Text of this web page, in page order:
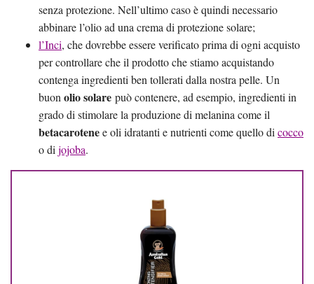
senza protezione. Nell’ultimo caso è quindi necessario
abbinare l’olio ad una crema di protezione solare;
l’Inci, che dovrebbe essere verificato prima di ogni acquisto
per controllare che il prodotto che stiamo acquistando
contenga ingredienti ben tollerati dalla nostra pelle. Un
buon olio solare può contenere, ad esempio, ingredienti in
grado di stimolare la produzione di melanina come il
betacarotenee oli idratanti e nutrienti come quello di cocco
o di jojoba.